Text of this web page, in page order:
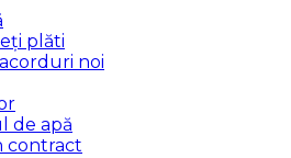
plăti
noi
de apă
contract